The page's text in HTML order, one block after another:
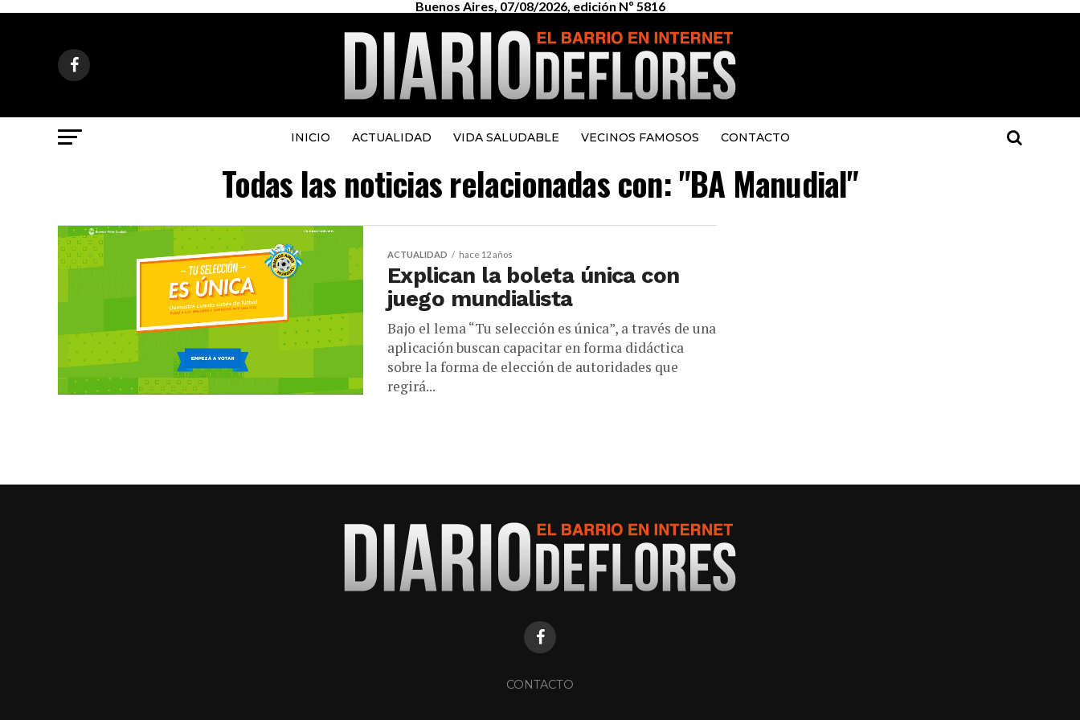
Buenos Aires, 07/08/2026, edición Nº 5816
INICIO ACTUALIDAD VIDA SALUDABLE VECINOS FAMOSOS CONTACTO
Todas las noticias relacionadas con: "BA Manudial"
ACTUALIDAD hace 12 años
Explican la boleta única con
juego mundialista
Bajo el lema “Tu selección es única”, a través de una
aplicación buscan capacitar en forma didáctica
sobre la forma de elección de autoridades que
regirá...
CONTACTO